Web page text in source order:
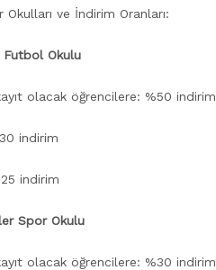
ve İndirim Oranları:
Futbol Okulu
olacak öğrencilere: %50 indirim
indirim
indirim
Spor Okulu
olacak öğrencilere: %30 indirim